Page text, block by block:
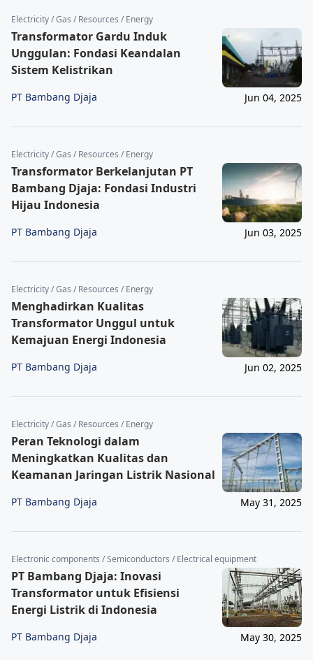
Electricity / Gas / Resources / Energy
Transformator Gardu Induk
Unggulan: Fondasi Keandalan
Sistem Kelistrikan
PT Bambang Djaja Jun 04, 2025
Electricity / Gas / Resources / Energy
Transformator Berkelanjutan PT
Bambang Djaja: Fondasi Industri
Hijau Indonesia
PT Bambang Djaja Jun 03, 2025
Electricity / Gas / Resources / Energy
Menghadirkan Kualitas
Transformator Unggul untuk
Kemajuan Energi Indonesia
PT Bambang Djaja Jun 02, 2025
Electricity / Gas / Resources / Energy
Peran Teknologi dalam
Meningkatkan Kualitas dan
Keamanan Jaringan Listrik Nasional
PT Bambang Djaja May 31, 2025
Electronic components / Semiconductors / Electrical equipment
PT Bambang Djaja: Inovasi
Transformator untuk Efisiensi
Energi Listrik di Indonesia
PT Bambang Djaja May 30, 2025